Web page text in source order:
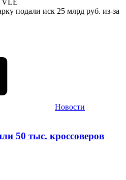
подали иск 25 млрд руб. из-за
Новости
50 тыс. кроссоверов